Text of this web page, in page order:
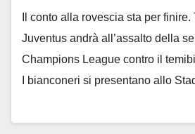
Il conto alla rovescia sta per
Juventus andrà all’assalto della
Champions League contro il
I bianconeri si presentano allo